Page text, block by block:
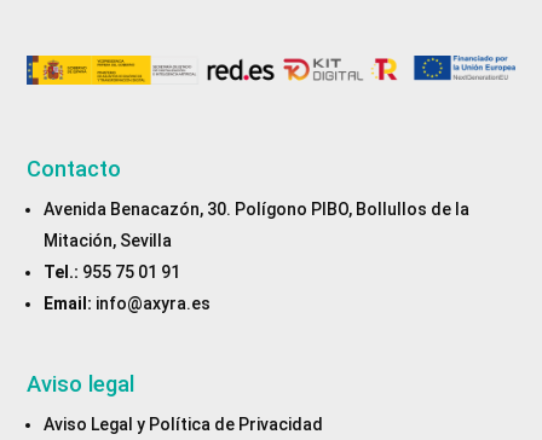
Contacto
Avenida Benacazón, 30. Polígono PIBO, Bollullos de la
Mitación, Sevilla
Tel.: 955 75 01 91
Email: info@axyra.es
Aviso legal
Aviso Legal y Política de Privacidad